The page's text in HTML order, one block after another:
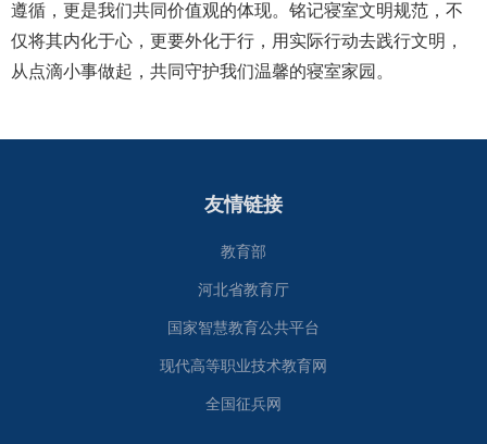
遵循，更是我们共同价值观的体现。铭记寝室文明规范，不
仅将其内化于心，更要外化于行，用实际行动去践行文明，
从点滴小事做起，共同守护我们温馨的寝室家园。
友情链接
教育部
河北省教育厅
国家智慧教育公共平台
现代高等职业技术教育网
全国征兵网